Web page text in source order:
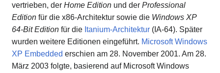
vertrieben, der Home Edition und der Professional
Edition für die x86-Architektur sowie die Windows XP
64-Bit Edition für die Itanium-Architektur (IA-64). Später
wurden weitere Editionen eingeführt. Microsoft Windows
XP Embedded erschien am 28. November 2001. Am 28.
März 2003 folgte, basierend auf Microsoft Windows